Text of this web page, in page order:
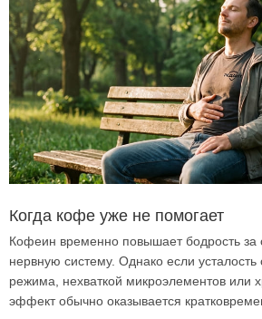
Когда кофе уже не помогает
Кофеин временно повышает бодрость за
нервную систему. Однако если
режима, нехваткой микроэлементов или
эффект обычно оказывается